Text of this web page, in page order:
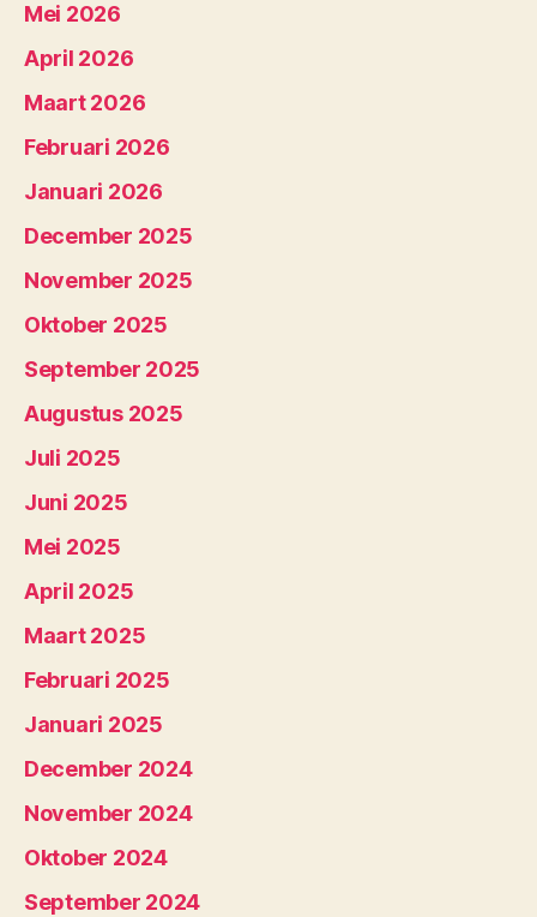
Mei 2026
April 2026
Maart 2026
Februari 2026
Januari 2026
December 2025
November 2025
Oktober 2025
September 2025
Augustus 2025
Juli 2025
Juni 2025
Mei 2025
April 2025
Maart 2025
Februari 2025
Januari 2025
December 2024
November 2024
Oktober 2024
September 2024